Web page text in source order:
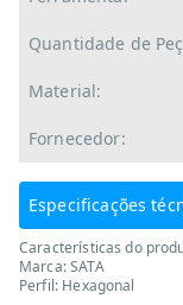
Quantidade de
Material:
Fornecedor:
Especificações
Características do
Marca: SATA
Perfil: Hexagonal